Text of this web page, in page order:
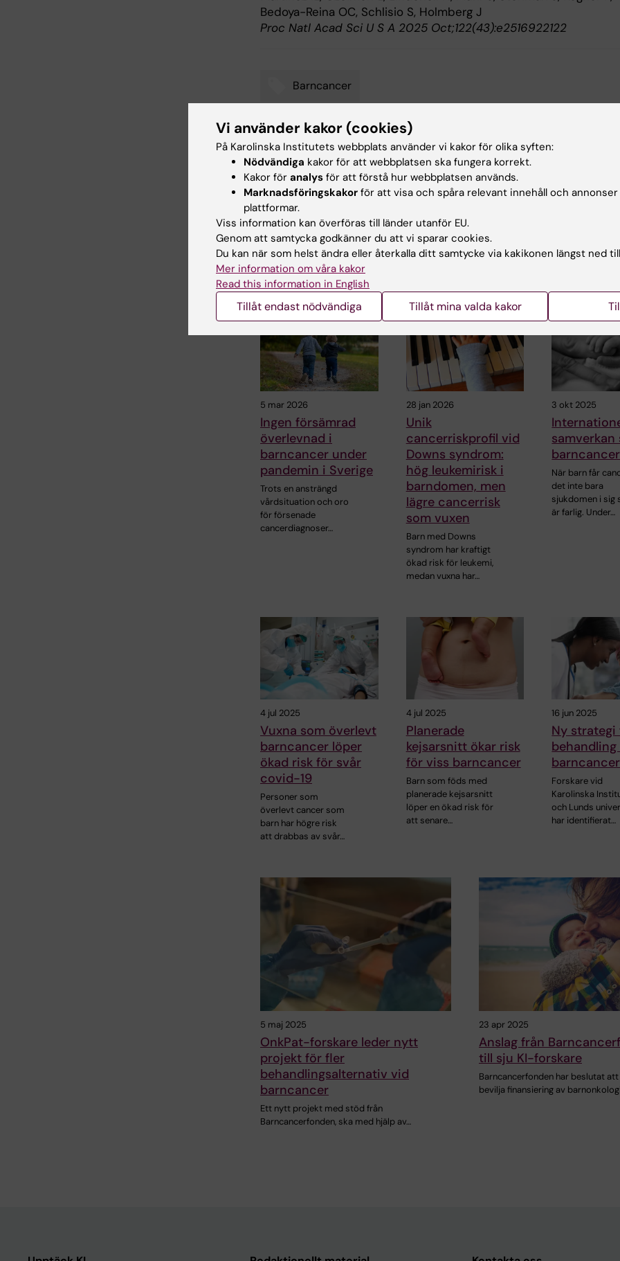
Bedoya-Reina OC, Schlisio S, Holmberg J
Proc Natl Acad Sci U S A 2025 Oct;122(43):e2516922122
Barncancer
Uppdaterad av:
Linda Lindell 2025-10-22
Dela
Relaterade artiklar
5 mar 2026
Ingen försämrad
överlevnad i
barncancer under
pandemin i Sverige
Trots en ansträngd
vårdsituation och oro
för försenade
cancerdiagnoser…
28 jan 2026
Unik
cancerriskprofil vid
Downs syndrom:
hög leukemirisk i
barndomen, men
lägre cancerrisk
som vuxen
Barn med Downs
syndrom har kraftigt
ökad risk för leukemi,
medan vuxna har…
3 okt 2025
samverkan
När barn får
det inte bara
sjukdomen i sig
är farlig. Under…
4 jul 2025
Vuxna som överlevt
barncancer löper
ökad risk för svår
covid-19
Personer som
överlevt cancer som
barn har högre risk
att drabbas av svår…
4 jul 2025
Planerade
kejsarsnitt ökar risk
för viss barncancer
Barn som föds med
planerade kejsarsnitt
löper en ökad risk för
att senare…
16 jun 2025
Ny strategi
barncancer
Forskare vid
Karolinska
och Lunds
har identifierat…
5 maj 2025
OnkPat-forskare leder nytt
projekt för fler
behandlingsalternativ vid
barncancer
Ett nytt projekt med stöd från
Barncancerfonden, ska med hjälp av…
23 apr 2025
Anslag från
till sju KI-forskare
Barncancerfonden har beslutat att
bevilja finansiering av
Vi använder kakor (cookies)
På Karolinska Institutets webbplats använder vi kakor för olika syften:
Nödvändiga kakor för att webbplatsen ska fungera korrekt.
Kakor för analys för att förstå hur webbplatsen används.
Marknadsföringskakor för att visa och spåra relevant innehåll och
plattformar.
Viss information kan överföras till länder utanför EU.
Genom att samtycka godkänner du att vi sparar cookies.
Du kan när som helst ändra eller återkalla ditt samtycke via kakikonen längst ned
Mer information om våra kakor
Read this information in English
Tillåt endast nödvändiga Tillåt mina valda kakor